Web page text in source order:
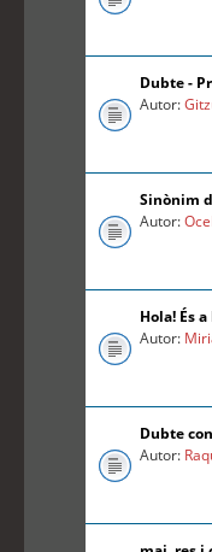
Dubte -
Autor:
Sinònim
Autor:
Hola! És
Autor:
Dubte
Autor: